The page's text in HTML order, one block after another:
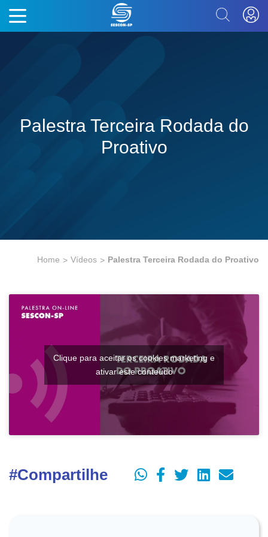
Palestra Terceira Rodada do
Proativo
Home Vídeos Palestra Terceira Rodada do Proativo
Clique para aceitar os cookies marketing e
ativar este conteúdo
#Compartilhe